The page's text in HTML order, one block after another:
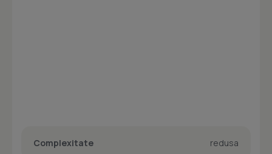
Complexitate redusa